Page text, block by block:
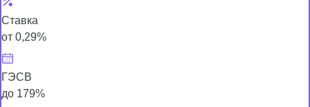
Ставка
от 0,29%
ГЭСВ
до 179%